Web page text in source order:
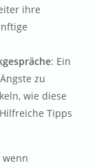
ihre
: Ein
zu
wie diese
Tipps